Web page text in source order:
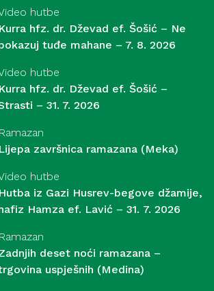
hutbe
Kurra hfz. dr. Dževad ef. Šošić – Ne
tuđe mahane – 7. 8. 2026
hutbe
Kurra hfz. dr. Dževad ef. Šošić –
– 31. 7. 2026
Ramazan
Lijepa završnica ramazana (Meka)
hutbe
Hutba iz Gazi Husrev-begove džamije,
Hamza ef. Lavić – 31. 7. 2026
Ramazan
deset noći ramazana –
uspješnih (Medina)